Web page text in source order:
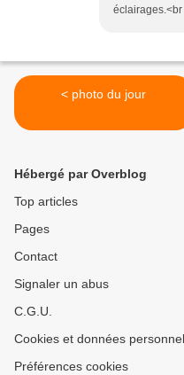
éclairages.<br
< photo du jour
Hébergé par Overblog
Top articles
Pages
Contact
Signaler un abus
C.G.U.
Cookies et données
Préférences cookies